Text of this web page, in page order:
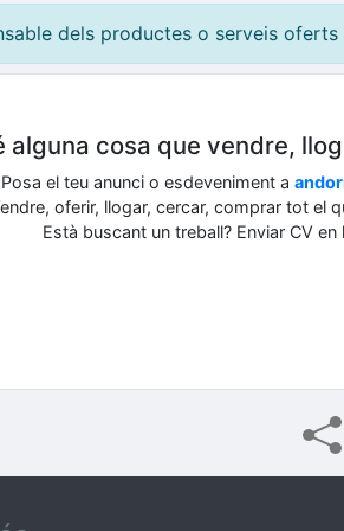
dels productes o serveis
alguna cosa que vendre,
Posa el teu anunci o esdeveniment a
oferir, llogar, cercar, comprar tot el
Està buscant un treball? Enviar CV